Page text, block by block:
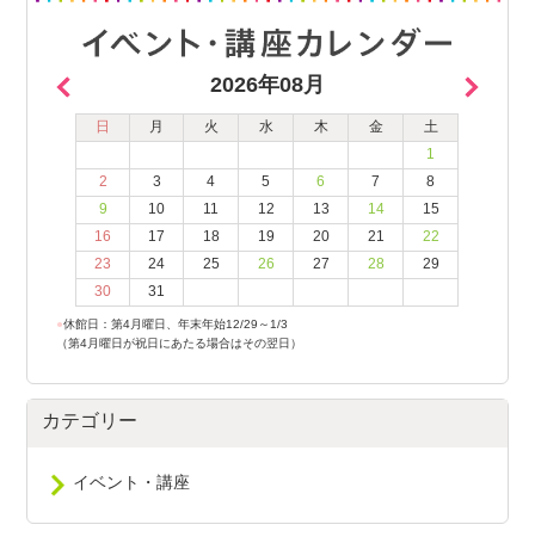
2026年08月
日 月 火 水 木 金
土
1
2
3 4 5 6 7
8
9
10 11 12 13 14
15
16
17 18 19 20 21
22
23
24 25 26 27 28
29
30
31
●休館日：第4月曜日、年末年始12/29～1/3
（第4月曜日が祝日にあたる場合はその翌日）
カテゴリー
イベント・講座